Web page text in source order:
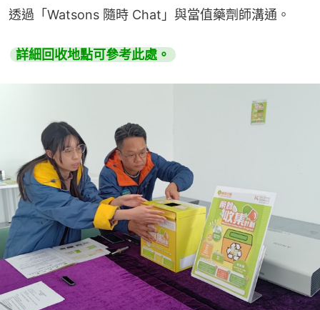
透過「Watsons 隨時 Chat」與當值藥劑師溝通。
詳細回收地點可參考此處。